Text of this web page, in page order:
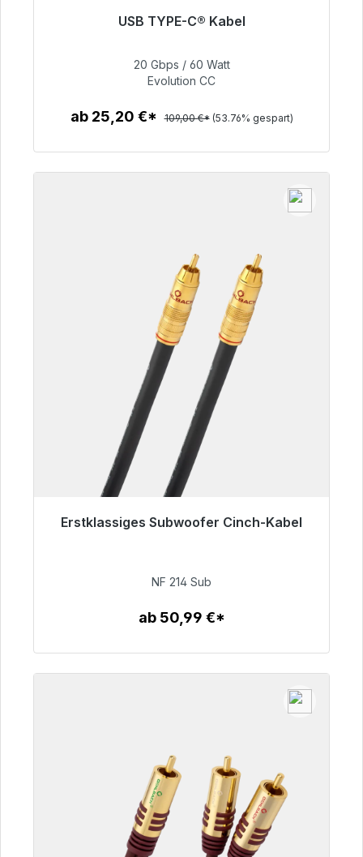
USB TYPE-C® Kabel
50,40 €
20 Gbps / 60 Watt
Evolution CC
ab 25,20 €* 109,00 €* (53.76% gespart)
Erstklassiges Subwoofer Cinch-Kabel
94,00 €
NF 214 Sub
ab 50,99 €*